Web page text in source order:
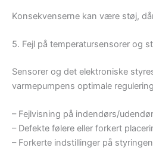
Konsekvenserne kan være støj,
5. Fejl på temperatursensorer og
Sensorer og det elektroniske
varmepumpens optimale
– Fejlvisning på indendørs/
– Defekte følere eller forkert
– Forkerte indstillinger på styringen